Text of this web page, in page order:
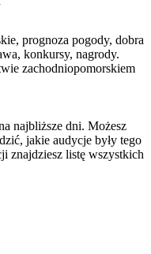
prognoza pogody, dobra
konkursy, nagrody.
zachodniopomorskiem
najbliższe dni. Możesz
jakie audycje były tego
znajdziesz listę wszystkich